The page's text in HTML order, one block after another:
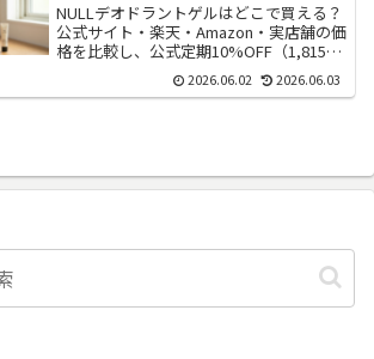
NULLデオドラントゲルはどこで買える？
公式サイト・楽天・Amazon・実店舗の価
格を比較し、公式定期10%OFF（1,815
円）＋送料無料＋60日間返金保証が最安
値で安心と判明。買える場所と最安購入
2026.06.02 2026.06.03